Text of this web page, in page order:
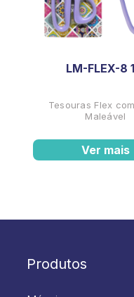
LM-FLEX-8
Tesouras Flex
Maleável
Ver mais
Produtos